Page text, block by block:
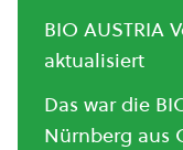
BIO AUSTRIA
aktualisiert
Das war die
Nürnberg aus